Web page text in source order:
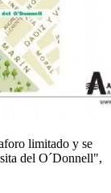
limitado y se
del O´Donnell",